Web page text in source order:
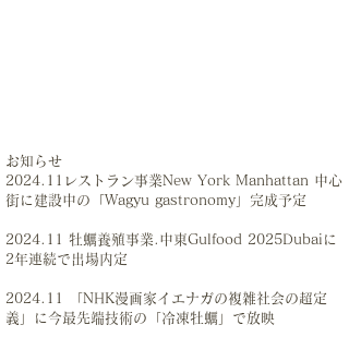
お知らせ
2024.11レストラン事業New York Manhattan 中心
街に建設中の「Wagyu gastronomy」完成予定
2024.11 牡蠣養殖事業.中東Gulfood 2025Dubaiに
2年連続で出場内定
2024.11 「NHK漫画家イエナガの複雑社会の超定
義」に今最先端技術の「冷凍牡蠣」で放映